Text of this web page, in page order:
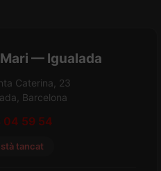
— Igualada
Caterina, 23
Barcelona
04 59 54
tancat